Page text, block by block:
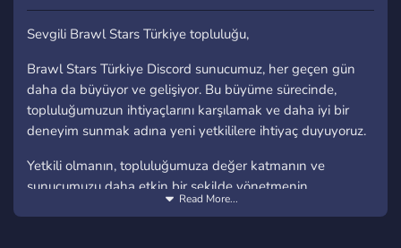
Sevgili Brawl Stars Türkiye topluluğu,
Brawl Stars Türkiye Discord sunucumuz, her geçen gün
daha da büyüyor ve gelişiyor. Bu büyüme sürecinde,
topluluğumuzun ihtiyaçlarını karşılamak ve daha iyi bir
deneyim sunmak adına yeni yetkililere ihtiyaç duyuyoruz.
Yetkili olmanın, topluluğumuza değer katmanın ve
sunucumuzu daha etkin bir şekilde yönetmenin
heyecanını yaşamak isteyen herkesi başvurmaya davet
Read More...